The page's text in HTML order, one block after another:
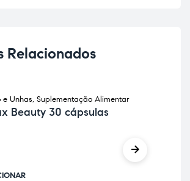
Relacionados
e Unhas, Suplementação Alimentar
Beauty 30 cápsulas